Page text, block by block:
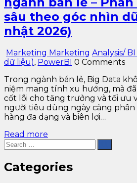
sâu theo góc nhìn
nhật 2026)
Marketing Marketing Analysis/
dữ liệu), PowerBI 0 Comments
Trong ngành bán lẻ, Big Data
niệm mang tính xu hướng, mà
cốt lõi cho tăng trưởng và tối ưu
người tiêu dùng ngày càng phân
hàng đa dạng và biên lợi…
Read more
Categories